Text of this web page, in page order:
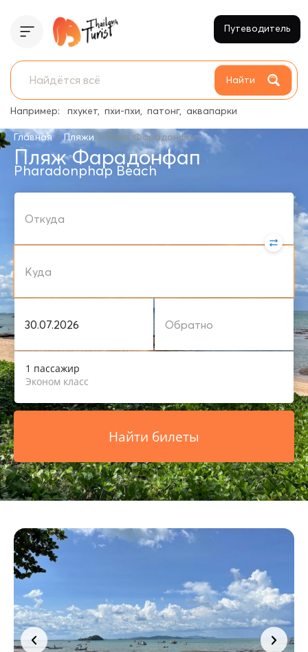
Найти
Например: пхукет пхи-пхи патонг аквапарки
Путеводитель
Главная>Пляжи > Пляж Фарадонфап
Пляж Фарадонфап
Pharadonphap Beach
1 пассажир
Эконом класс
Найти билеты